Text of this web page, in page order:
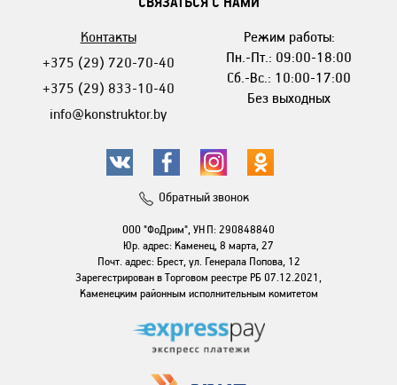
Контакты
+375 (29) 720-70-40
+375 (29) 833-10-40
info@konstruktor.by
Режим работы:
Пн.-Пт.: 09:00-18:00
Сб.-Вс.: 10:00-17:00
Без выходных
Обратный звонок
ООО "ФоДрим", УНП: 290848840
Юр. адрес: Каменец, 8 марта, 27
Почт. адрес: Брест, ул. Генерала Попова, 12
Зарегестрирован в Торговом реестре РБ 07.12.2021,
Каменецким районным исполнительным комитетом